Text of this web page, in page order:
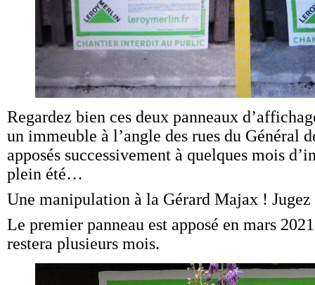
Regardez bien ces deux panneaux
un immeuble à l’angle des rues du Général
apposés successivement à quelques mois
plein été…
Une manipulation à la Gérard Majax !
Le premier panneau est apposé en mars
restera plusieurs mois.